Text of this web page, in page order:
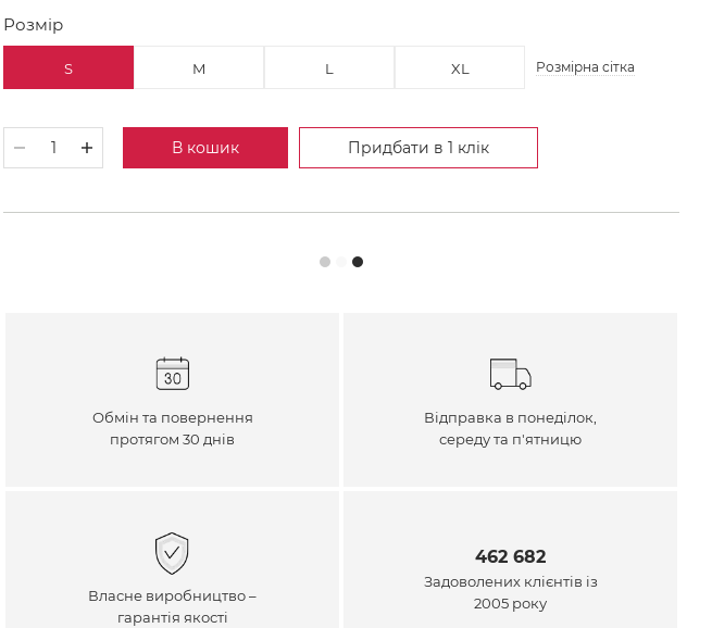
Розмір
S M L XL Розмірна сітка
В кошик Придбати в 1 клік
Обмін та повернення
протягом 30 днів
Відправка в понеділок,
середу та п'ятницю
Власне виробництво –
гарантія якості
462 682
Задоволених клієнтів із
2005 року